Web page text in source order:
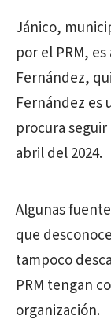
Jánico,
por el PRM,
Fernández,
Fernández es
procura
abril del 2024.
Algunas
que
tampoco
PRM tengan
organización.